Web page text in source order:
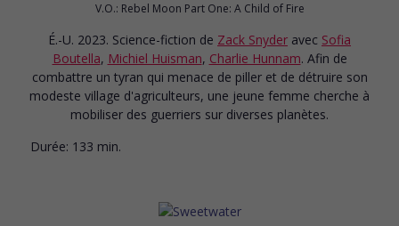
V.O.: Rebel Moon Part One: A Child of Fire
É.-U. 2023. Science-fiction de Zack Snyder avec Sofia
Boutella, Michiel Huisman, Charlie Hunnam. Afin de
combattre un tyran qui menace de piller et de détruire son
modeste village d'agriculteurs, une jeune femme cherche à
mobiliser des guerriers sur diverses planètes.
Durée: 133 min.